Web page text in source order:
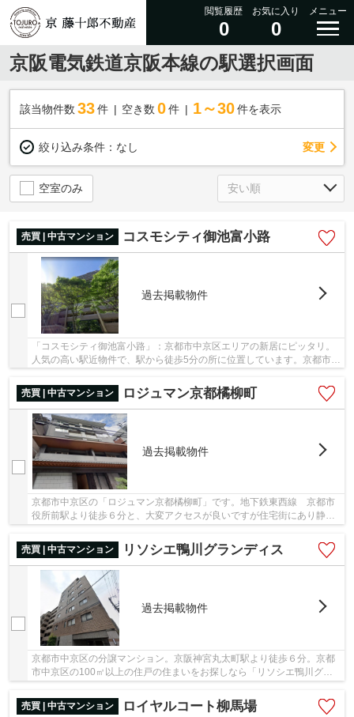
閲覧履歴
0
お気に入り
0
メニュー
京阪電気鉄道京阪本線の駅選択画面
該当物件数 33件 空き数 0 件 1～30 件を表示
絞り込み条件： なし 変更
空室のみ
売買 | 中古マンション コスモシティ御池富小路
過去掲載物件
「コスモシティ御池富小路」：京都市中京区エリアの新居にピッタリ。
人気の高い駅近物件で、駅から徒歩5分の所に位置しています。京都市中
売買 | 中古マンション
ロジュマン京都橘柳町
過去掲載物件
京都市中京区の「ロジュマン京都橘柳町」です。地下鉄東西線 京都市
役所前駅より徒歩６分と、大変アクセスが良いですが住宅街にあり静か
売買 | 中古マンション
リソシエ鴨川グランディス
過去掲載物件
京都市中京区の分譲マンション。京阪神宮丸太町駅より徒歩６分。京都
市中京区の100㎡以上の住戸の住まいをお探しなら「リソシエ鴨川グラ
売買 | 中古マンション
ロイヤルコート柳馬場